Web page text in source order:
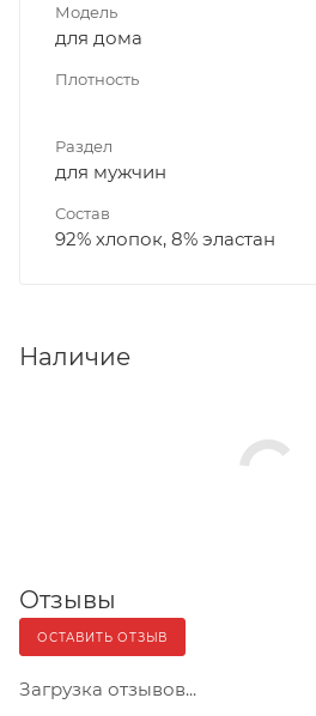
Модель
для дома
Плотность
Раздел
для мужчин
Состав
92% хлопок, 8% эластан
Наличие
Отзывы
ОСТАВИТЬ ОТЗЫВ
Загрузка отзывов...